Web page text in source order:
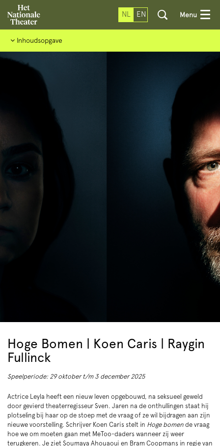
NL EN Menu
Inhoudsopgave
Hoge Bomen | Koen Caris | Raygin
Fullinck
Speelperiode: 29 oktober t/m 3 december 2025
Actrice Leyla heeft een nieuw leven opgebouwd, na seksueel geweld
door gevierd theaterregisseur Sven. Jaren na de onthullingen staat hij
plotseling bij haar op de stoep met de vraag of ze wil bijdragen aan zijn
nieuwe voorstelling. Schrijver Koen Caris stelt in Hoge bomen de vraag
hoe we om moeten gaan met MeToo-daders wanneer zij weer
terugkeren. Je ziet Soumaya Ahouaoui en Bram Coopmans in regie van